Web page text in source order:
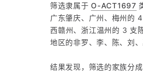
筛选隶属于 O-ACT1697
广东肇庆、广州、梅州的
西赣州、浙江温州的 3 支
地区的非罗、李、陈、刘
结果发现，筛选的家族分